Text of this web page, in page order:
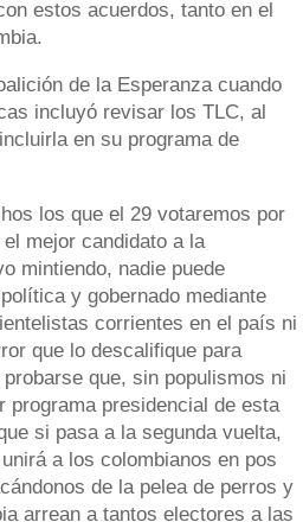
estos acuerdos, tanto en el
de la Esperanza cuando
incluyó revisar los TLC, al
en su programa de
los que el 29 votaremos por
mejor candidato a la
mintiendo, nadie puede
y gobernado mediante
corrientes en el país ni
que lo descalifique para
que, sin populismos ni
programa presidencial de esta
si pasa a la segunda vuelta,
a los colombianos en pos
de la pelea de perros y
arrean a tantos electores a las